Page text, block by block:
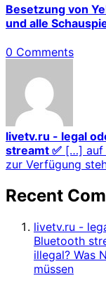
Besetzung von
und alle
0 Comments
livetv.ru - legal
streamt ✅ […] auf
zur Verfügung
Recent
livetv.ru -
Bluetooth
illegal? Was
müssen